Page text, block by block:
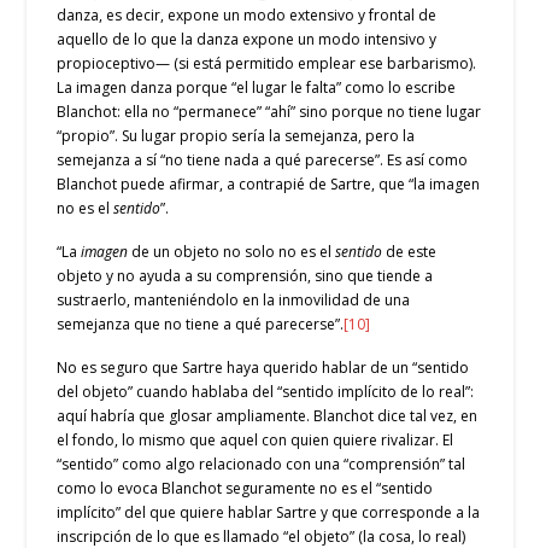
danza, es decir, expone un modo extensivo y frontal de
aquello de lo que la danza expone un modo intensivo y
propioceptivo— (si está permitido emplear ese barbarismo).
La imagen danza porque “el lugar le falta” como lo escribe
Blanchot: ella no “permanece” “ahí” sino porque no tiene lugar
“propio”. Su lugar propio sería la semejanza, pero la
semejanza a sí “no tiene nada a qué parecerse”. Es así como
Blanchot puede afirmar, a contrapié de Sartre, que “la imagen
no es elsentido”.
“La imagen de un objeto no solo no es elsentido de este
objeto y no ayuda a su comprensión, sino que tiende a
sustraerlo, manteniéndolo en la inmovilidad de una
semejanza que no tiene a qué parecerse”.[10]
No es seguro que Sartre haya querido hablar de un “sentido
del objeto” cuando hablaba del “sentido implícito de lo real”:
aquí habría que glosar ampliamente. Blanchot dice tal vez, en
el fondo, lo mismo que aquel con quien quiere rivalizar. El
“sentido” como algo relacionado con una “comprensión” tal
como lo evoca Blanchot seguramente no es el “sentido
implícito” del que quiere hablar Sartre y que corresponde a la
inscripción de lo que es llamado “el objeto” (la cosa, lo real)